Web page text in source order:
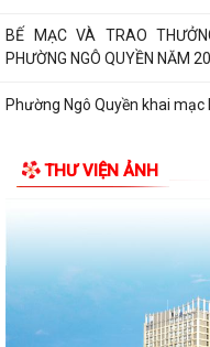
BẾ MẠC VÀ TRAO
PHƯỜNG NGÔ QUYỀN NĂM
Phường Ngô Quyền khai
THƯ TRI ÂN GIA ĐÌNH CÁC
Phường Ngô Quyền: Chuỗi
thực nhân kỷ niệm 79 năm
PHƯỜNG NGÔ QUYỀN TỔ
THƯ VIỆN ẢNH